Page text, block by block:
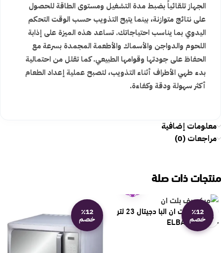
الجهاز تلقائياً بضبط مدة التشغيل ومستوى الطاقة للحصول
على نتائج متوازنة، بينما يتيح التذويب حسب الوقت التحكم
اليدوي بما يناسب احتياجاتك. تساعد هذه الميزة على إذابة
اللحوم والدواجن والأسماك والأطعمة المجمدة بسرعة مع
الحفاظ على جودتها وقوامها الطبيعي. كما تقلل من احتمالية
بدء طهي الأطراف أثناء التذويب، لتصبح عملية إعداد الطعام
أكثر سهولة ودقة وكفاءة.
معلومات إضافية
مراجعات (0)
منتجات ذات صلة
٪12
خصم
ميكرويف بلت ان البا دجيتال 23 لتر
– ستيل ELBA23
٪12
خصم